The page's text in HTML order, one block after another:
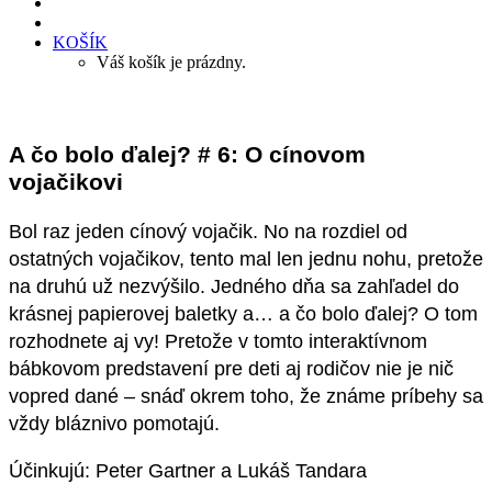
KOŠÍK
Váš košík je prázdny.
A čo bolo ďalej? # 6: O cínovom
vojačikovi
Bol raz jeden cínový vojačik. No na rozdiel od
ostatných vojačikov, tento mal len jednu nohu, pretože
na druhú už nezvýšilo. Jedného dňa sa zahľadel do
krásnej papierovej baletky a… a čo bolo ďalej? O tom
rozhodnete aj vy! Pretože v tomto interaktívnom
bábkovom predstavení pre deti aj rodičov nie je nič
vopred dané – snáď okrem toho, že známe príbehy sa
vždy bláznivo pomotajú.
Účinkujú: Peter Gartner a Lukáš Tandara